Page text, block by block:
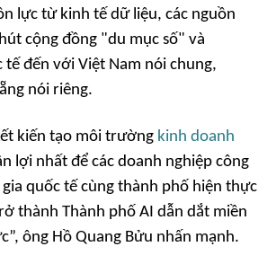
lực từ kinh tế dữ liệu, các nguồn
cộng đồng "du mục số" và
tế đến với Việt Nam nói chung,
nói riêng.
kiến tạo môi trường kinh doanh
lợi nhất để các doanh nghiệp công
quốc tế cùng thành phố hiện thực
thành Thành phố AI dẫn dắt miền
ông Hồ Quang Bửu nhấn mạnh.